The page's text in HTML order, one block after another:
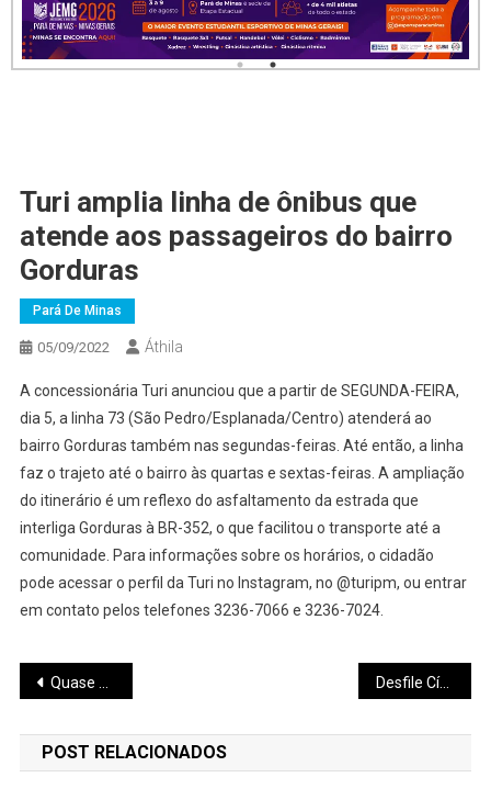
Turi amplia linha de ônibus que
atende aos passageiros do bairro
Gorduras
Pará De Minas
05/09/2022 Áthila
A concessionária Turi anunciou que a partir de SEGUNDA-FEIRA,
dia 5, a linha 73 (São Pedro/Esplanada/Centro) atenderá ao
bairro Gorduras também nas segundas-feiras. Até então, a linha
faz o trajeto até o bairro às quartas e sextas-feiras. A ampliação
do itinerário é um reflexo do asfaltamento da estrada que
interliga Gorduras à BR-352, o que facilitou o transporte até a
comunidade. Para informações sobre os horários, o cidadão
pode acessar o perfil da Turi no Instagram, no @turipm, ou entrar
em contato pelos telefones 3236-7066 e 3236-7024.
Navegação
de
Post
Quase 130 papelotes de cocaína e materiais de tráfico de drogas são apreendidos Desfile Cívico, Festa da Padroeira e Festa do Frango e do Suíno serão os grandes eventos em Pará de Minas no mês de seu aniversário
POST RELACIONADOS